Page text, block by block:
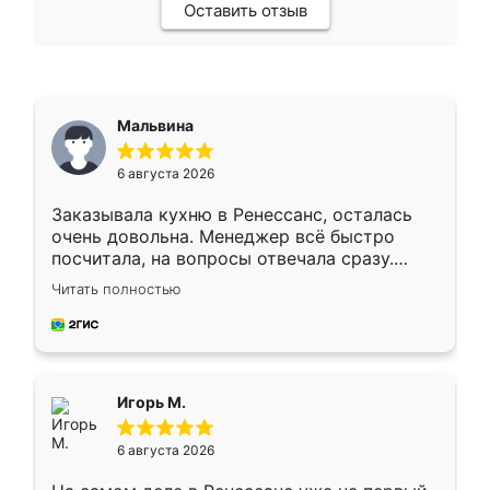
Оставить отзыв
Мальвина
6 августа 2026
Заказывала кухню в Ренессанс, осталась
очень довольна. Менеджер всё быстро
посчитала, на вопросы отвечала сразу.
Замерщик приехал в субботу, подошёл к
делу со всей ответственностью. Собрали
за день, ребята работали аккуратно, даже
Читать полностью
Игорь М.
6 августа 2026